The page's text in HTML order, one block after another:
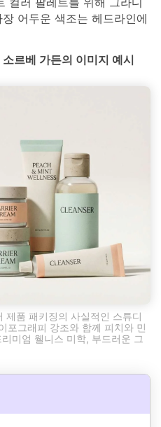
어두운 색조는 헤드라인에
르베 가든의 이미지 예시
제품 패키징의 사실적인 스튜디
포그래피 강조와 함께 피치와 민
미엄 웰니스 미학, 부드러운 그